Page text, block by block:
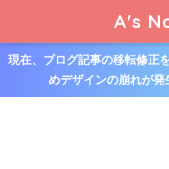
A's
現在、ブログ記事の移転修正
めデザインの崩れが発